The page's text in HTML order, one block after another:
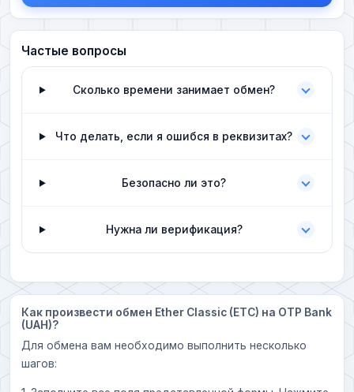
Частые вопросы
Сколько времени занимает обмен?
Что делать, если я ошибся в реквизитах?
Безопасно ли это?
Нужна ли верификация?
Как произвести обмен Ether Classic (ETC) на OTP Bank
(UAH)?
Для обмена вам необходимо выполнить несколько
шагов: